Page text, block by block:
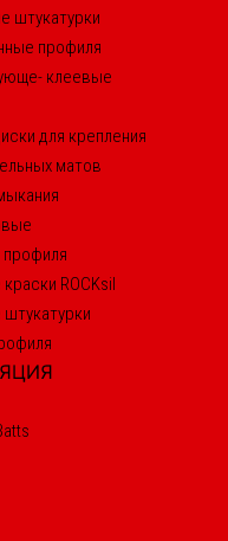
штукатурки
профиля
клеевые
для крепления
матов
ROCKsil